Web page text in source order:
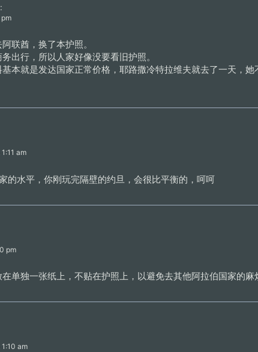
联酋，换了本护照。
出行，所以人家好像没要看旧护照。
本就是发达国家正常价格，耶路撒冷特拉维夫就去了一天，她
am
的水平，你刚玩完隔壁的约旦，会很比平衡的，呵呵
pm
单独一张纸上，不贴在护照上，以避免去其他阿拉伯国家的麻
am